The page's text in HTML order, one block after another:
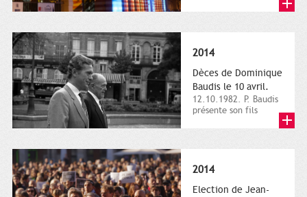
2014
Dèces de Dominique
Baudis le 10 avril.
12.10.1982. P. Baudis
présente son fils
2014
Election de Jean-